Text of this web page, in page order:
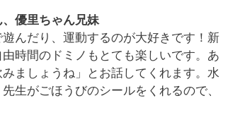
、優里ちゃん兄妹
んだり、運動するのが大好きです！新
時間のドミノもとても楽しいです。あ
ましょうね」とお話してくれます。水
生がごほうびのシールをくれるので、